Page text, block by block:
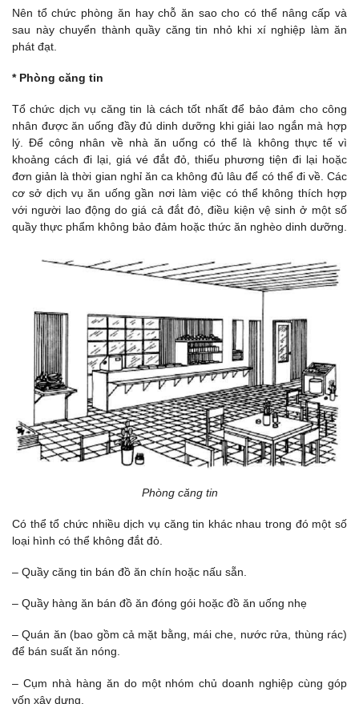
Nên tổ chức phòng ăn hay chỗ ăn sao cho có thể nâng cấp và
sau này chuyển thành quầy căng tin nhỏ khi xí nghiệp làm ăn
phát đạt.
* Phòng căng tin
Tổ chức dịch vụ căng tin là cách tốt nhất để bảo đảm cho công
nhân được ăn uống đầy đủ dinh dưỡng khi giải lao ngắn mà hợp
lý. Để công nhân về nhà ăn uống có thể là không thực tế vì
khoảng cách đi lại, giá vé đắt đỏ, thiếu phương tiện đi lại hoặc
đơn giản là thời gian nghỉ ăn ca không đủ lâu để có thể đi về. Các
cơ sở dịch vụ ăn uống gần nơi làm việc có thể không thích hợp
với người lao động do giá cả đắt đỏ, điều kiện vệ sinh ở một số
quầy thực phẩm không bảo đảm hoặc thức ăn nghèo dinh dưỡng.
Phòng căng tin
Có thể tổ chức nhiều dịch vụ căng tin khác nhau trong đó một số
loại hình có thể không đắt đỏ.
– Quầy căng tin bán đồ ăn chín hoặc nấu sẵn.
– Quầy hàng ăn bán đồ ăn đóng gói hoặc đồ ăn uống nhẹ
– Quán ăn (bao gồm cả mặt bằng, mái che, nước rửa, thùng rác)
để bán suất ăn nóng.
– Cụm nhà hàng ăn do một nhóm chủ doanh nghiệp cùng góp
vốn xây dựng.